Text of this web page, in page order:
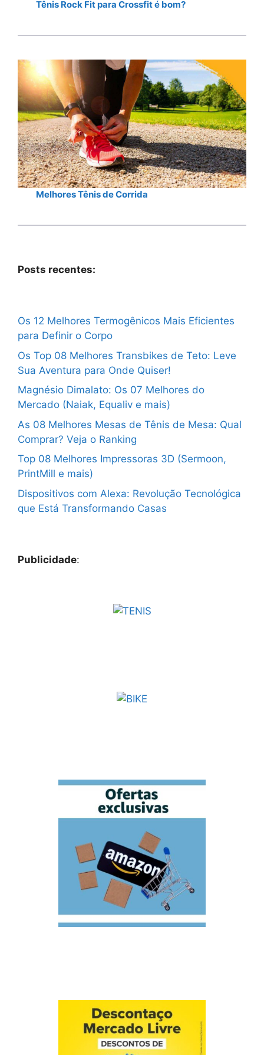
Tênis Rock Fit para Crossfit é bom?
Melhores Tênis de Corrida
Posts recentes:
Os 12 Melhores Termogênicos Mais Eficientes
para Definir o Corpo
Os Top 08 Melhores Transbikes de Teto: Leve
Sua Aventura para Onde Quiser!
Magnésio Dimalato: Os 07 Melhores do
Mercado (Naiak, Equaliv e mais)
As 08 Melhores Mesas de Tênis de Mesa: Qual
Comprar? Veja o Ranking
Top 08 Melhores Impressoras 3D (Sermoon,
PrintMill e mais)
Dispositivos com Alexa: Revolução Tecnológica
que Está Transformando Casas
Publicidade: